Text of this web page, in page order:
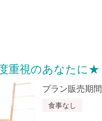
重視のあなたに★
プラン販売期
食事なし